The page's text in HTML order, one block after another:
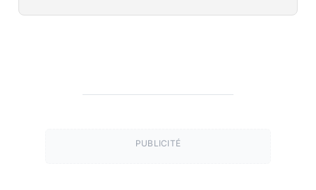
PUBLICITÉ